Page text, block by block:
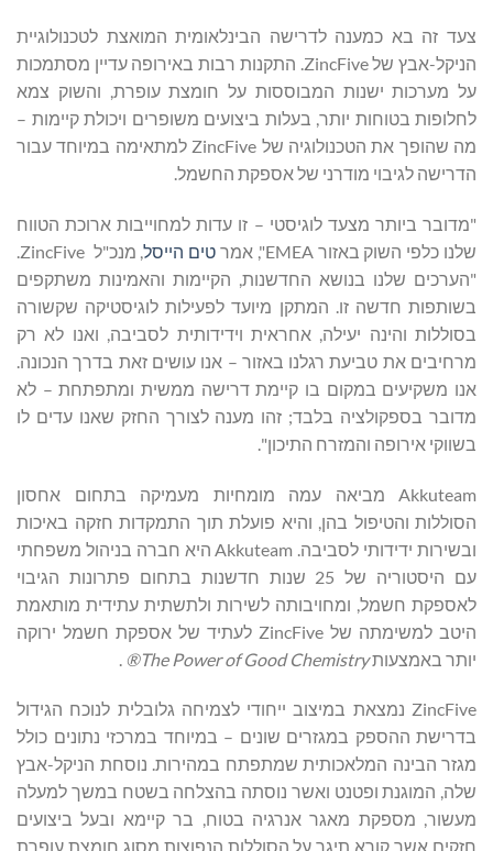
צעד זה בא כמענה לדרישה הבינלאומית המואצת לטכנולוגיית
הניקל-אבץ של ZincFive. התקנות רבות באירופה עדיין מסתמכות
על מערכות ישנות המבוססות על חומצת עופרת, והשוק צמא
לחלופות בטוחות יותר, בעלות ביצועים משופרים ויכולת קיימות –
מה שהופך את הטכנולוגיה של ZincFive למתאימה במיוחד עבור
הדרישה לגיבוי מודרני של אספקת החשמל.
"מדובר ביותר מצעד לוגיסטי – זו עדות למחוייבות ארוכת הטווח
שלנו כלפי השוק באזור EMEA", אמר
טים הייסל
"הערכים שלנו בנושא החדשנות, הקיימות והאמינות משתקפים
בשותפות חדשה זו. המתקן מיועד לפעילות לוגיסטיקה שקשורה
בסוללות והינה יעילה, אחראית וידידותית לסביבה, ואנו לא רק
מרחיבים את טביעת רגלנו באזור – אנו עושים זאת בדרך הנכונה.
אנו משקיעים במקום בו קיימת דרישה ממשית ומתפתחת – לא
מדובר בספקולציה בלבד; זהו מענה לצורך החזק שאנו עדים לו
בשווקי אירופה והמזרח התיכון".
Akkuteam מביאה עמה מומחיות מעמיקה בתחום אחסון
הסוללות והטיפול בהן, והיא פועלת תוך התמקדות חזקה באיכות
ובשירות ידידותי לסביבה. Akkuteam היא חברה בניהול משפחתי
עם היסטוריה של 25 שנות חדשנות בתחום פתרונות הגיבוי
לאספקת חשמל, ומחויבותה לשירות ולתשתית עתידית מותאמת
היטב למשימתה של ZincFive לעתיד של אספקת חשמל ירוקה
יותר באמצעותThe Power of Good Chemistry®
ZincFive נמצאת במיצוב ייחודי לצמיחה גלובלית לנוכח הגידול
בדרישת ההספק במגזרים שונים – במיוחד במרכזי נתונים כולל
מגזר הבינה המלאכותית שמתפתח במהירות. נוסחת הניקל-אבץ
שלה, המוגנת ופטנט ואשר נוסתה בהצלחה בשטח במשך למעלה
מעשור, מספקת מאגר אנרגיה בטוח, בר קיימא ובעל ביצועים
חזקים אשר קורא תיגר על הסוללות הנפוצות מסוג חומצת עופרת